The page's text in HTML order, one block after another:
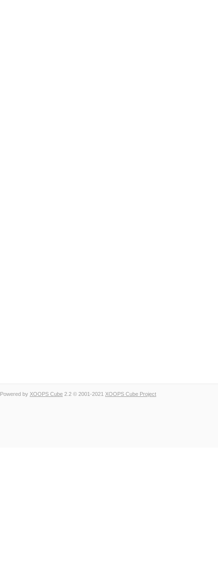
Powered by XOOPS Cube 2.2 © 2001-2021 XOOPS Cube Project